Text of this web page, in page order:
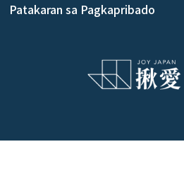
Patakaran sa Pagkapribado